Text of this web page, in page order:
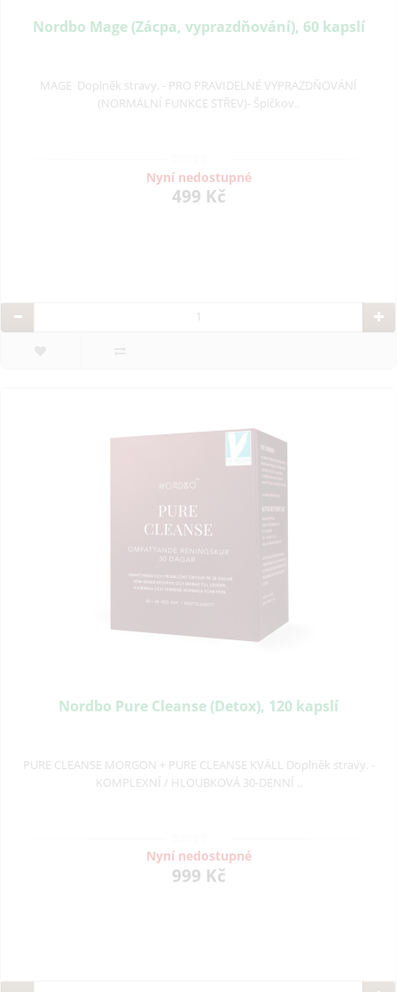
Nordbo Mage (Zácpa, vyprazdňování), 60 kapslí
MAGE Doplněk stravy. - PRO PRAVIDELNÉ VYPRAZDŇOVÁNÍ
(NORMÁLNÍ FUNKCE STŘEV)- Špičkov..
Nyní nedostupné
499 Kč
Nordbo Pure Cleanse (Detox), 120 kapslí
PURE CLEANSE MORGON + PURE CLEANSE KVÄLL Doplněk stravy. -
KOMPLEXNÍ / HLOUBKOVÁ 30-DENNÍ ..
Nyní nedostupné
999 Kč